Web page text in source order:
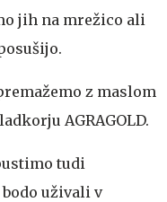
jih na mrežico ali
z maslom
AGRAGOLD.
tudi
uživali v